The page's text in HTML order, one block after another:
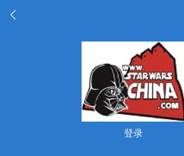
登录